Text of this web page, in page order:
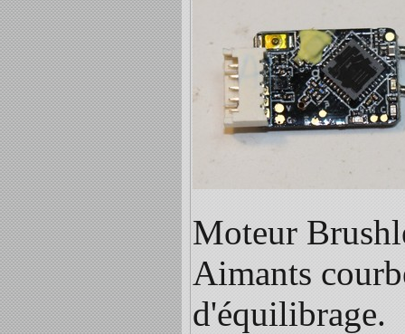
Moteur
Aimants
d'équilibrage.